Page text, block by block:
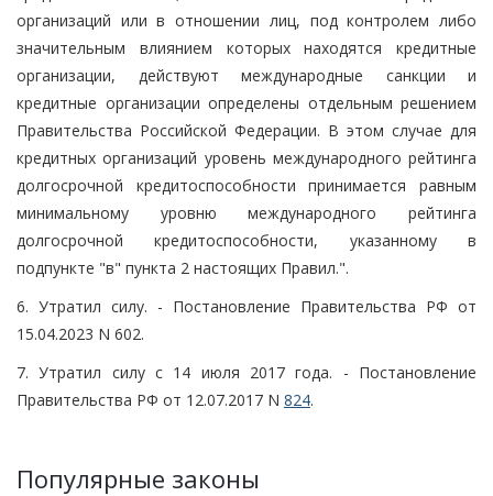
организаций или в отношении лиц, под контролем либо
значительным влиянием которых находятся кредитные
организации, действуют международные санкции и
кредитные организации определены отдельным решением
Правительства Российской Федерации. В этом случае для
кредитных организаций уровень международного рейтинга
долгосрочной кредитоспособности принимается равным
минимальному уровню международного рейтинга
долгосрочной кредитоспособности, указанному в
подпункте "в" пункта 2 настоящих Правил.".
6. Утратил силу. - Постановление Правительства РФ от
15.04.2023 N 602.
7. Утратил силу с 14 июля 2017 года. - Постановление
Правительства РФ от 12.07.2017 N 824.
Популярные законы